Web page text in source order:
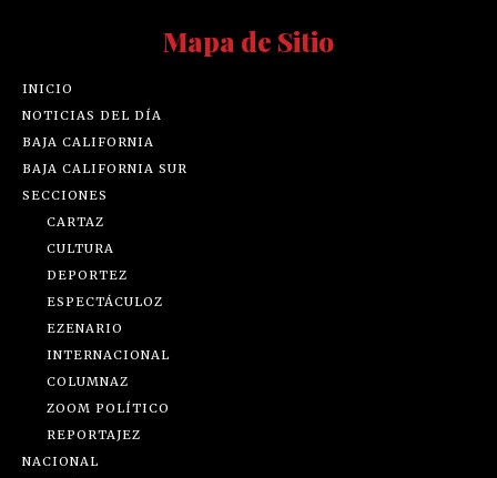
Mapa de Sitio
INICIO
NOTICIAS DEL DÍA
BAJA CALIFORNIA
BAJA CALIFORNIA SUR
SECCIONES
CARTAZ
CULTURA
DEPORTEZ
ESPECTÁCULOZ
EZENARIO
INTERNACIONAL
COLUMNAZ
ZOOM POLÍTICO
REPORTAJEZ
NACIONAL